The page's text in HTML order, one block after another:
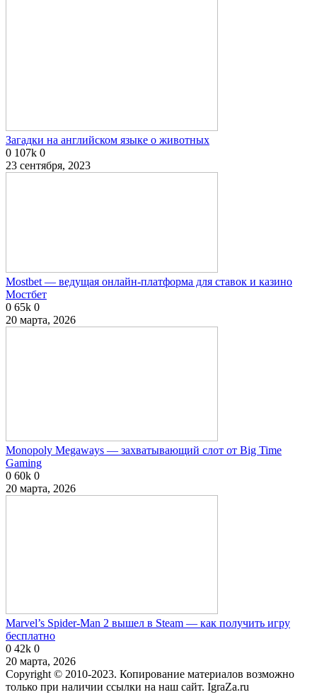
Загадки на английском языке о животных
0 107k 0
23 сентября, 2023
Mostbet — ведущая онлайн-платформа для ставок и казино
Мостбет
0 65k 0
20 марта, 2026
Monopoly Megaways — захватывающий слот от Big Time
Gaming
0 60k 0
20 марта, 2026
Marvel’s Spider-Man 2 вышел в Steam — как получить игру
бесплатно
0 42k 0
20 марта, 2026
Copyright © 2010-2023. Копирование материалов возможно
только при наличии ссылки на наш сайт. IgraZa.ru